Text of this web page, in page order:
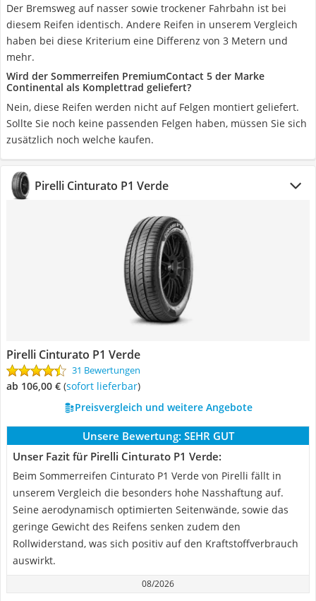
Der Bremsweg auf nasser sowie trockener Fahrbahn ist bei
diesem Reifen identisch. Andere Reifen in unserem Vergleich
haben bei diese Kriterium eine Differenz von 3 Metern und
mehr.
Wird der Sommerreifen PremiumContact 5 der Marke
Continental als Komplettrad geliefert?
Nein, diese Reifen werden nicht auf Felgen montiert geliefert.
Sollte Sie noch keine passenden Felgen haben, müssen Sie sich
zusätzlich noch welche kaufen.
Pirelli Cinturato P1 Verde
Pirelli Cinturato P1 Verde
31 Bewertungen
ab 106,00 € ( Sofort lieferbar)
Preisvergleich und weitere Angebote
Unsere Bewertung: SEHR GUT
Unser Fazit für Pirelli Cinturato P1 Verde:
Beim Sommerreifen Cinturato P1 Verde von Pirelli fällt in
unserem Vergleich die besonders hohe Nasshaftung auf.
Seine aerodynamisch optimierten Seitenwände, sowie das
geringe Gewicht des Reifens senken zudem den
Rollwiderstand, was sich positiv auf den Kraftstoffverbrauch
auswirkt.
08/2026